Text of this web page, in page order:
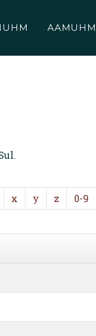
AAMUHM
x y z 0-9